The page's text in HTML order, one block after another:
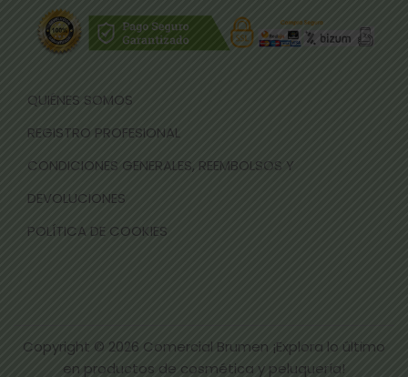
QUIÉNES SOMOS
REGISTRO PROFESIONAL
CONDICIONES GENERALES, REEMBOLSOS Y
DEVOLUCIONES
POLÍTICA DE COOKIES
Copyright © 2026 Comercial Brumen ¡Explora lo último
en productos de cosmética y peluquería!